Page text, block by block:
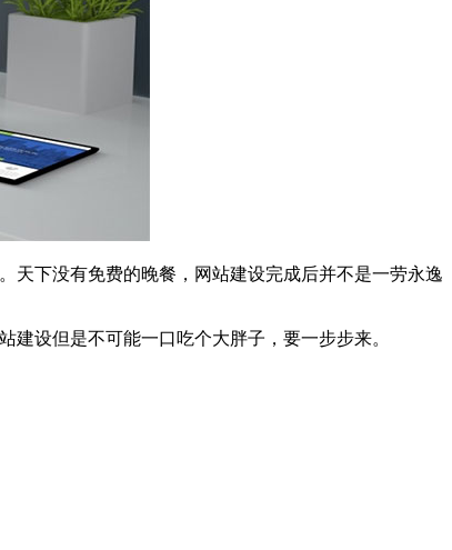
天下没有免费的晚餐，网站建设完成后并不是一劳永逸
设但是不可能一口吃个大胖子，要一步步来。